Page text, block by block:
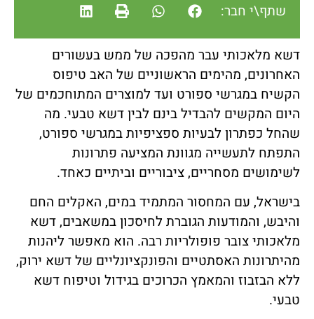
שתף\י חבר:
דשא מלאכותי עבר מהפכה של ממש בעשורים
האחרונים, מהימים הראשוניים של האב טיפוס
הקשיח במגרשי ספורט ועד למוצרים המתוחכמים של
היום המקשים להבדיל בינם לבין דשא טבעי. מה
שהחל כפתרון לבעיות ספציפיות במגרשי ספורט,
התפתח לתעשייה מגוונת המציעה פתרונות
לשימושים מסחריים, ציבוריים וביתיים כאחד.
בישראל, עם המחסור המתמיד במים, האקלים החם
והיבש, והמודעות הגוברת לחיסכון במשאבים, דשא
מלאכותי צובר פופולריות רבה. הוא מאפשר ליהנות
מהיתרונות האסתטיים והפונקציונליים של דשא ירוק,
ללא הבזבוז והמאמץ הכרוכים בגידול וטיפוח דשא
טבעי.